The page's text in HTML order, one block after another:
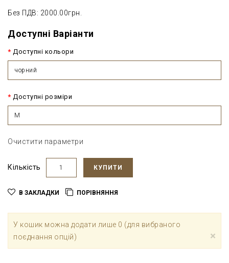
Без ПДВ: 2000.00грн.
Доступні Варіанти
Доступні кольори
чорний
Доступні розміри
M
Очистити параметри
Кількість КУПИТИ
В ЗАКЛАДКИ ПОРІВНЯННЯ
У кошик можна додати лише 0 (для вибраного
поєднання опцій)
×